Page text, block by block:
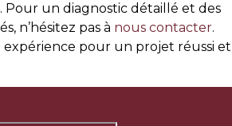
Pour un diagnostic détaillé et des
n’hésitez pas à nous contacter.
pour un projet réussi et